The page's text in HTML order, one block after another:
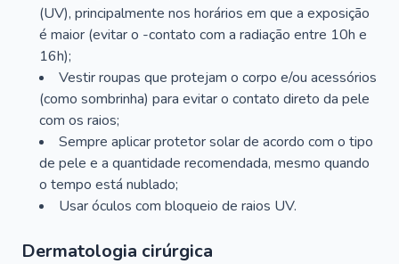
(UV), principalmente nos horários em que a exposição
é maior (evitar o -contato com a radiação entre 10h e
16h);
Vestir roupas que protejam o corpo e/ou acessórios
(como sombrinha) para evitar o contato direto da pele
com os raios;
Sempre aplicar protetor solar de acordo com o tipo
de pele e a quantidade recomendada, mesmo quando
o tempo está nublado;
Usar óculos com bloqueio de raios UV.
Dermatologia cirúrgica